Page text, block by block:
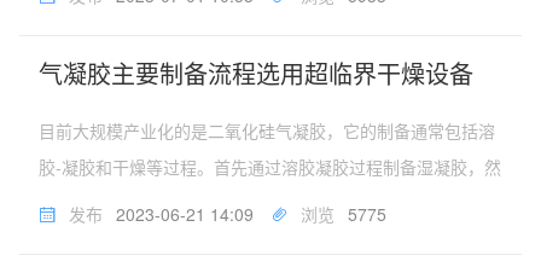
气凝胶主要制备流程选用超临界干燥设备
目前大规模产业化的是二氧化硅气凝胶，它的制备通常包括溶
胶-凝胶和干燥等过程。首先通过溶胶凝胶过程制备湿凝胶，然
后利用超临界干燥设备将凝胶内的液态物质替换为气态，从而
发布 2023-06-21 14:09 浏览 5775